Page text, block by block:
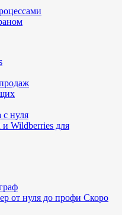
нуля
Wildberries для
от нуля до профи Скоро